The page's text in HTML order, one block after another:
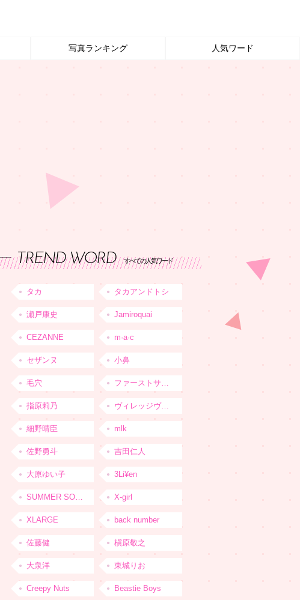
写真ランキング 人気ワード
TREND WORD すべての人気ワード
タカ タカアンドトシ
瀬戸康史 Jamiroquai
CEZANNE m·a·c
セザンヌ 小鼻
毛穴 ファーストサマーウイカ
指原莉乃 ヴィレッジヴァンガード
細野晴臣 mlk
佐野勇斗 吉田仁人
大原ゆい子 3Li¥en
SUMMER SONIC X-girl
XLARGE back number
佐藤健 槇原敬之
大泉洋 東城りお
Creepy Nuts Beastie Boys